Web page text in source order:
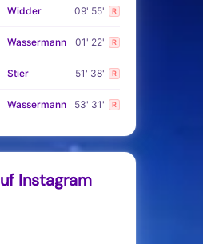
Widder 09' 55" R
Wassermann 01' 22" R
Stier 51' 38" R
Wassermann 53' 31" R
Instagram